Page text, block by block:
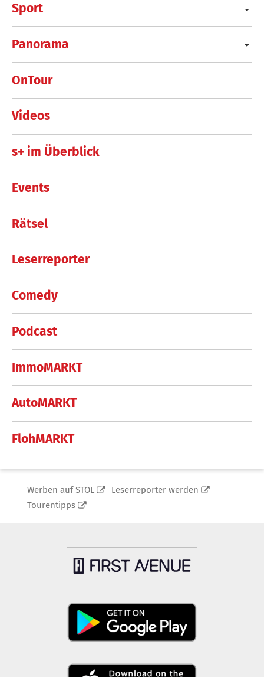
Sport
Panorama
OnTour
Videos
s+ im Überblick
Events
Rätsel
Leserreporter
Comedy
Podcast
ImmoMARKT
AutoMARKT
FlohMARKT
Werben auf STOL
Leserreporter werden
Tourentipps